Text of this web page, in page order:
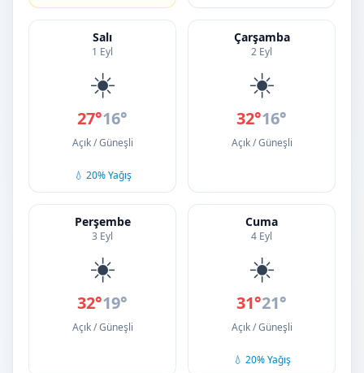
Salı
1 Eyl
☀️
27°16°
Açık / Güneşli
💧 20% Yağış
Çarşamba
2 Eyl
☀️
32°16°
Açık / Güneşli
Perşembe
3 Eyl
☀️
32°19°
Açık / Güneşli
Cuma
4 Eyl
☀️
31°21°
Açık / Güneşli
💧 20% Yağış